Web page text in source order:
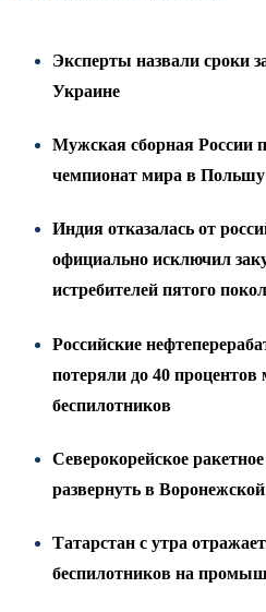
Эксперты назвали сроки
Украине
Мужская сборная России
чемпионат мира в
Индия отказалась от
официально исключил
истребителей пятого
Российские
потеряли до 40
беспилотников
Северокорейское
развернуть в
Татарстан с утра
беспилотников на